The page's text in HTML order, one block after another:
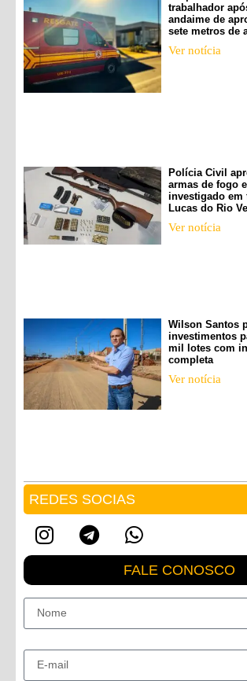
trabalhador
andaime de
sete metros de
Ver notícia
Polícia Civil
armas de fogo
investigado em
Lucas do Rio
Ver notícia
Wilson Santos
investimentos
mil lotes com
completa
Ver notícia
REDES SOCIAS
FALE CONOSCO